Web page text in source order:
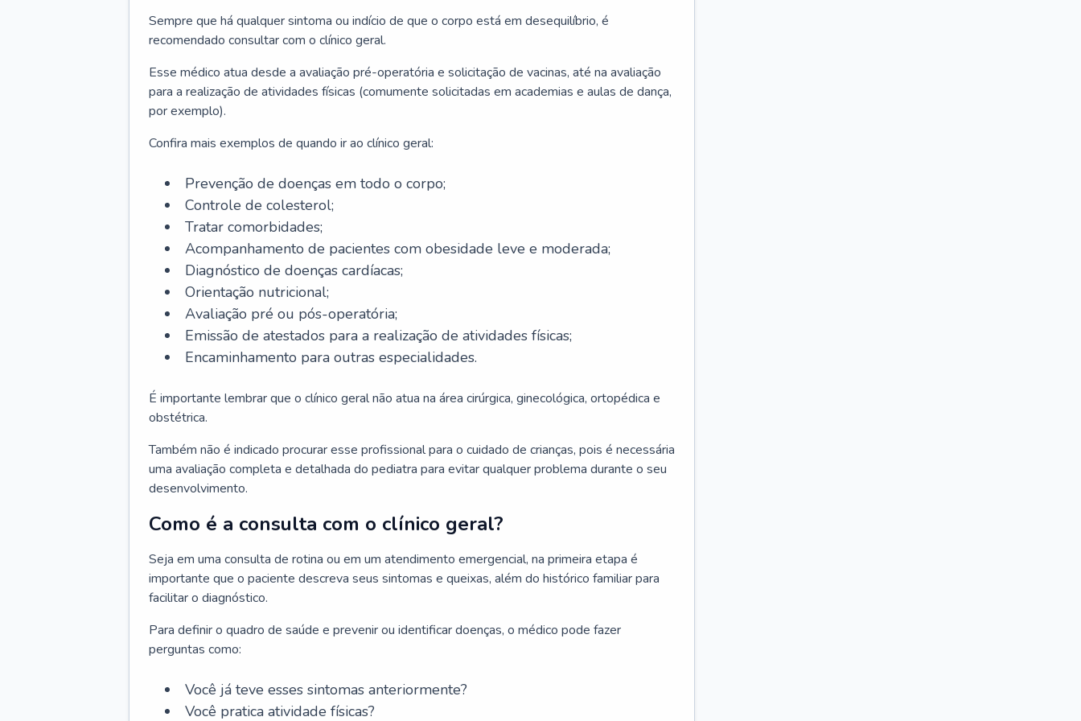
Sempre que há qualquer sintoma ou indício de que o corpo está em desequilíbrio, é
recomendado consultar com o clínico geral.
Esse médico atua desde a avaliação pré-operatória e solicitação de vacinas, até na avaliação
para a realização de atividades físicas (comumente solicitadas em academias e aulas de dança,
por exemplo).
Confira mais exemplos de quando ir ao clínico geral:
Prevenção de doenças em todo o corpo;
Controle de colesterol;
Tratar comorbidades;
Acompanhamento de pacientes com obesidade leve e moderada;
Diagnóstico de doenças cardíacas;
Orientação nutricional;
Avaliação pré ou pós-operatória;
Emissão de atestados para a realização de atividades físicas;
Encaminhamento para outras especialidades.
É importante lembrar que o clínico geral não atua na área cirúrgica, ginecológica, ortopédica e
obstétrica.
Também não é indicado procurar esse profissional para o cuidado de crianças, pois é necessária
uma avaliação completa e detalhada do pediatra para evitar qualquer problema durante o seu
desenvolvimento.
Como é a consulta com o clínico geral?
Seja em uma consulta de rotina ou em um atendimento emergencial, na primeira etapa é
importante que o paciente descreva seus sintomas e queixas, além do histórico familiar para
facilitar o diagnóstico.
Para definir o quadro de saúde e prevenir ou identificar doenças, o médico pode fazer
perguntas como:
Você já teve esses sintomas anteriormente?
Você pratica atividade físicas?